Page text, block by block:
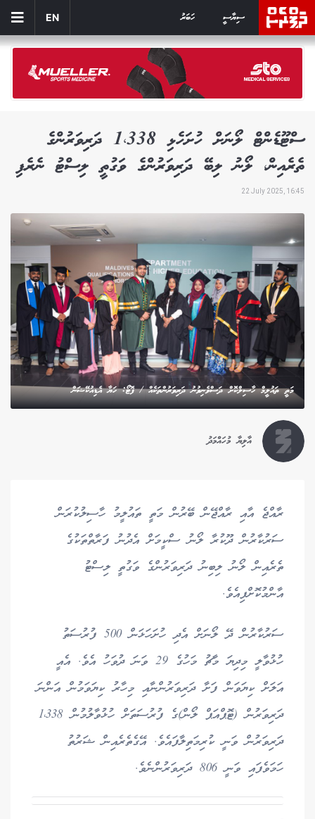
ސިޔާސީ ހަބަރު EN
ސްޓޫޑެންޓް ލޯނަށް ހުށަހެޅި 1،338 ދަރިވަރުންގެ
ތެރެއިން، ލޯނު ލިބޭ ދަރިވަރުންގެ ވަގުތީ ލިސްޓު ނެރެފި
22 July 2025, 16:45
މަތީ ތައުލީމް ހާސިލްކޮށް ދަސްވެނިވުނު ދަރިވަރުންތަކެއް / ފޮޓޯ: ހަޔާ އެޑިއުކޭޝަން
އާލިޔާ މުހައްމަދު
ރާއްޖެ އާއި ރާއްޖޭން ބޭރުން މަތީ ތައުލީމު ހާސިލުކުރަން
ސަރުކާރުން ދޫކުރާ ލޯނު ސްކީމަށް އެދުނު ފަރާތްތަކުގެ
ތެރެއިން ލޯނު ލިބިނު ދަރިވަރުންގެ ވަގުތީ ލިސްޓު
އާންމުކޮށްފިއެވެ.
ސަރުކާރުން ދޭ ލޯނަށް އެދި ހުށަހަޅަން 500 ފުރުސަތު
ހުޅުވާލީ މިދިޔަ މާޗު މަހުގެ 29 ވަނަ ދުވަހު އެވެ. އެއީ
އަލަށް ކިޔަވަން ފަށާ ދަރިވަރުންނާއި މިހާރު ކިޔަވަމުން އަންނަ
ދަރިވަރުން (ޓޮޕްއަޕް ލޯން)ގެ ފުރުސަތަށް ހުޅުވާލުމުން 1،338
ދަރިވަރުން ވަނީ ކުރިމަތިލާފައެވެ. އޭގެތެރެއިން ޝަރުތު
ހަމަވެފައި ވަނީ 806 ދަރިވަރުންނެވެ.